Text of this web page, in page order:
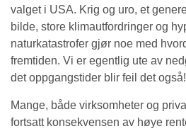
valget i USA. Krig og uro, et
bilde, store klimautfordringer og
naturkatastrofer gjør noe med
fremtiden. Vi er egentlig ute av
det oppgangstider blir feil det også!
Mange, både virksomheter og
fortsatt konsekvensen av høye